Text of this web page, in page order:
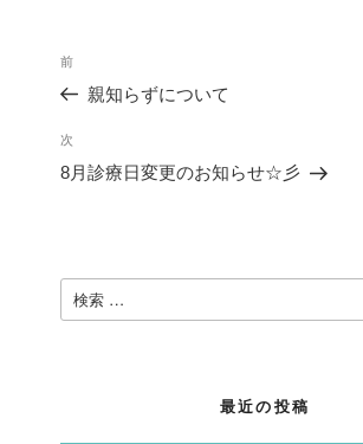
稿
ナ
ゲ
シ
過
去
投
稿
前
親知らずについて
次
の
投
次
8月診療日変更のお知らせ☆彡
検
索:
最近の投稿